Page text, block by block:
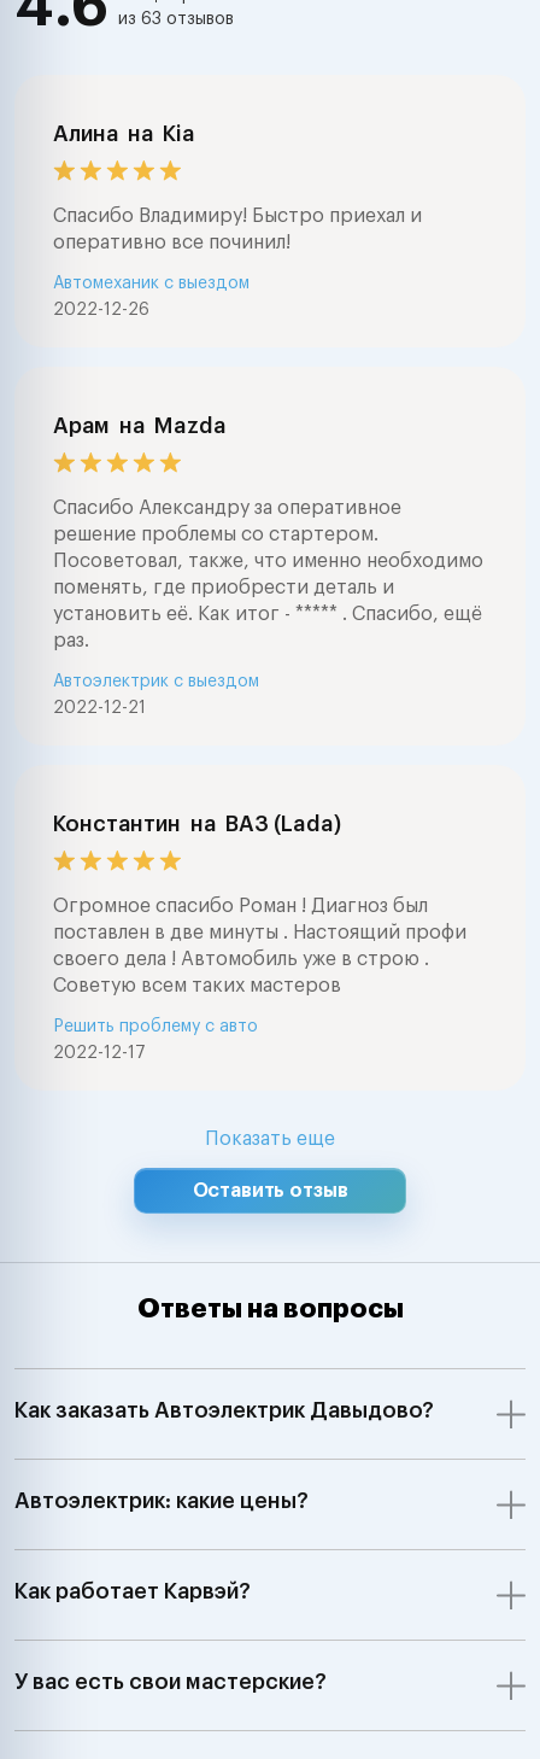
из 63 отзывов
Алина на Kia
Спасибо Владимиру! Быстро приехал и
оперативно все починил!
2022-12-26
Автомеханик с выездом
Арам на Mazda
Спасибо Александру за оперативное
решение проблемы со стартером.
Посоветовал, также, что именно необходимо
поменять, где приобрести деталь и
установить её. Как итог - ***** . Спасибо, ещё
раз.
2022-12-21
Автоэлектрик с выездом
Константин на ВАЗ (Lada)
Огромное спасибо Роман ! Диагноз был
поставлен в две минуты . Настоящий профи
своего дела ! Автомобиль уже в строю .
Советую всем таких мастеров
2022-12-17
Решить проблему с авто
Показать еще
Оставить отзыв
Ответы на вопросы
Как заказать Автоэлектрик Давыдово?
Автоэлектрик: какие цены?
Как работает Карвэй?
У вас есть свои мастерские?